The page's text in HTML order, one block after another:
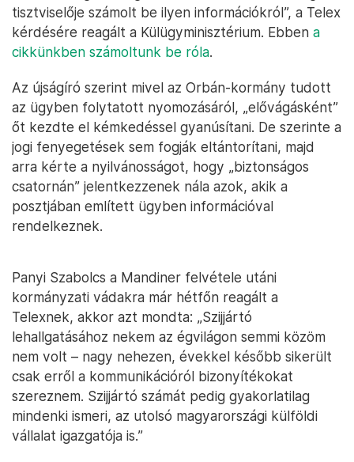
tisztviselője számolt be ilyen információkról”, a Telex
kérdésére reagált a Külügyminisztérium. Ebben a
cikkünkben számoltunk be róla.
Az újságíró szerint mivel az Orbán-kormány tudott
az ügyben folytatott nyomozásáról, „elővágásként”
őt kezdte el kémkedéssel gyanúsítani. De szerinte a
jogi fenyegetések sem fogják eltántorítani, majd
arra kérte a nyilvánosságot, hogy „biztonságos
csatornán” jelentkezzenek nála azok, akik a
posztjában említett ügyben információval
rendelkeznek.
Panyi Szabolcs a Mandiner felvétele utáni
kormányzati vádakra már hétfőn reagált a
Telexnek, akkor azt mondta: „Szijjártó
lehallgatásához nekem az égvilágon semmi közöm
nem volt – nagy nehezen, évekkel később sikerült
csak erről a kommunikációról bizonyítékokat
szereznem. Szijjártó számát pedig gyakorlatilag
mindenki ismeri, az utolsó magyarországi külföldi
vállalat igazgatója is.”